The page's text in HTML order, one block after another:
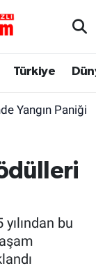
Türkiye
Yangın Paniği
bu